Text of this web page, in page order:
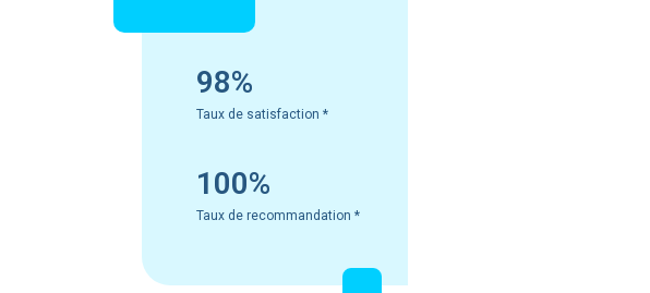
98%
Taux de satisfaction *
100%
Taux de recommandation *